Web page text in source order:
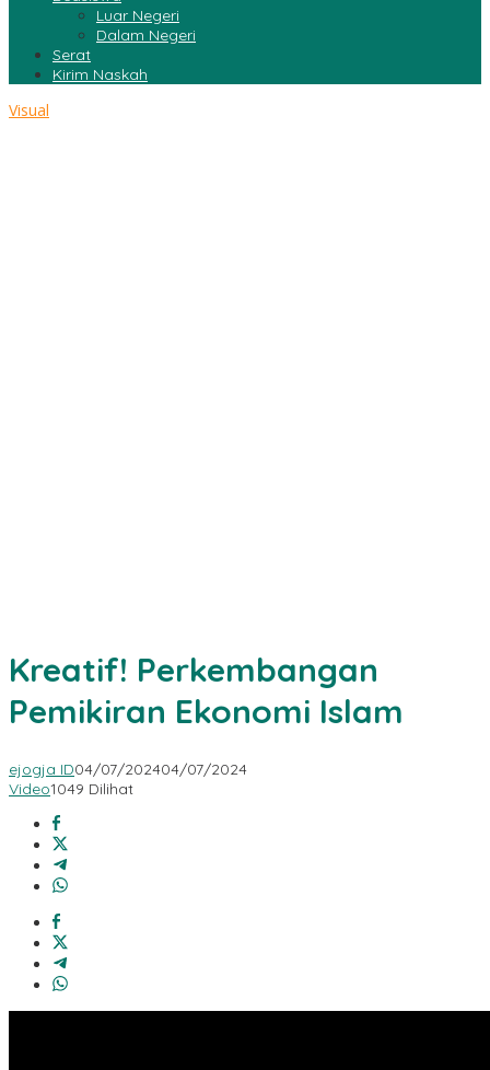
Luar Negeri
Dalam Negeri
Serat
Kirim Naskah
Visual
Kreatif! Perkembangan
Pemikiran Ekonomi Islam
ejogja ID04/07/202404/07/2024
Video1049 Dilihat